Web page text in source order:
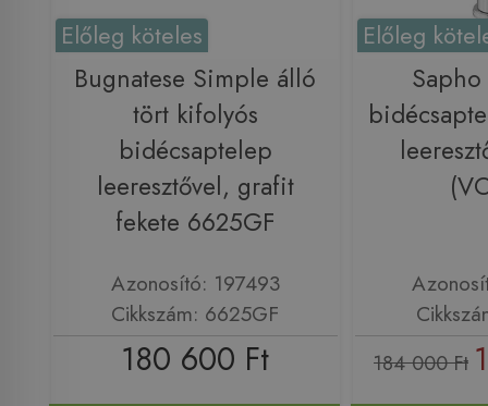
Előleg köteles
Bugnatese Simple álló
tört kifolyós
bidécsaptelep
leeresztővel, grafit
fekete 6625GF
Azonosító: 197493
Cikkszám: 6625GF
180 600 Ft
Előleg
184 000 Ft